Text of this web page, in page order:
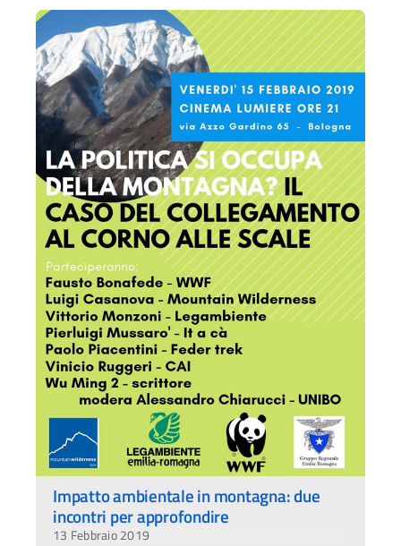
Impatto ambientale in montagna: due
incontri per approfondire
13 Febbraio 2019